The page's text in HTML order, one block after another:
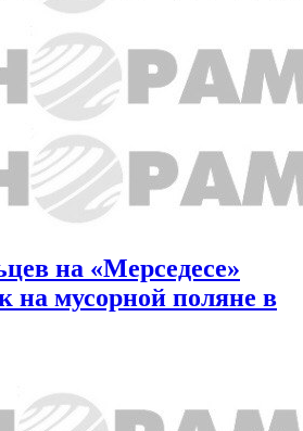
на «Мерседесе»
на мусорной поляне в